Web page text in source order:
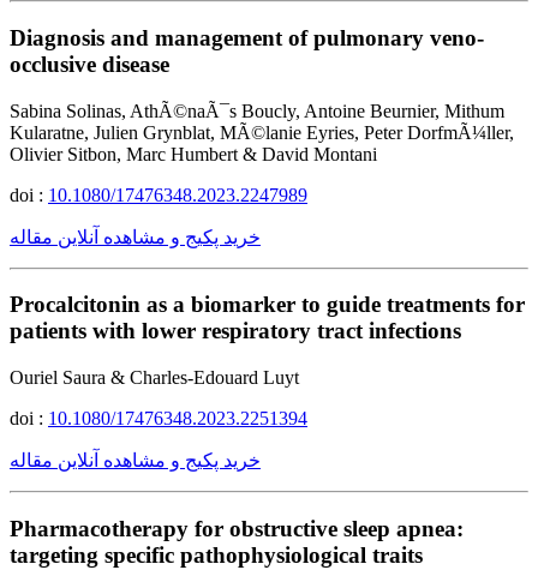
Diagnosis and management of pulmonary veno-
occlusive disease
Sabina Solinas, AthÃ©naÃ¯s Boucly, Antoine Beurnier, Mithum
Kularatne, Julien Grynblat, MÃ©lanie Eyries, Peter DorfmÃ¼ller,
Olivier Sitbon, Marc Humbert & David Montani
doi : 10.1080/17476348.2023.2247989
خرید پکیج و مشاهده آنلاین مقاله
Procalcitonin as a biomarker to guide treatments for
patients with lower respiratory tract infections
Ouriel Saura & Charles-Edouard Luyt
doi : 10.1080/17476348.2023.2251394
خرید پکیج و مشاهده آنلاین مقاله
Pharmacotherapy for obstructive sleep apnea:
targeting specific pathophysiological traits